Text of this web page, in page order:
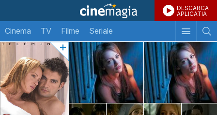
DESCARCA
APLICATIA
Cinema TV Filme Seriale